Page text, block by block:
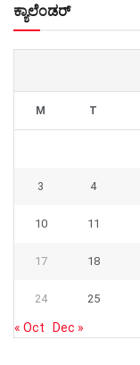
ಕ್ಯಾಲೆಂಡರ್
M T
3 4
10 11
17 18
24 25
« Oct Dec »